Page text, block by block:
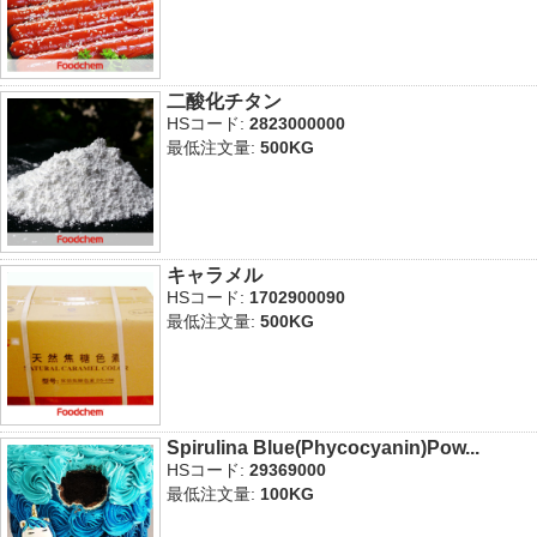
二酸化チタン
HSコード:2823000000
最低注文量:500KG
キャラメル
HSコード: 1702900090
最低注文量:500KG
Spirulina Blue(Phycocyanin)Pow...
HSコード:29369000
最低注文量:100KG